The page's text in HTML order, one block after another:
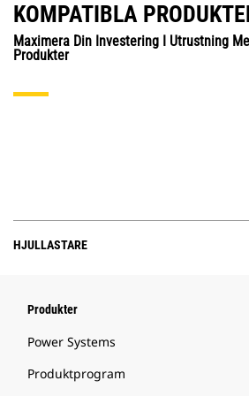
KOMPATIBLA
Maximera Din Investering I Utrustning
Produkter
HJULLASTARE
Produkter
Power Systems
Produktprogram